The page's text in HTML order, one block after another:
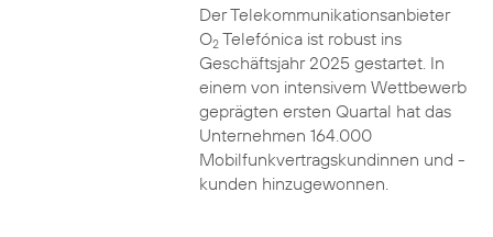
Der Telekommunikationsanbieter
O2Telefónica ist robust ins
Geschäftsjahr 2025 gestartet. In
einem von intensivem Wettbewerb
geprägten ersten Quartal hat das
Unternehmen 164.000
Mobilfunkvertragskundinnen und -
kunden hinzugewonnen.